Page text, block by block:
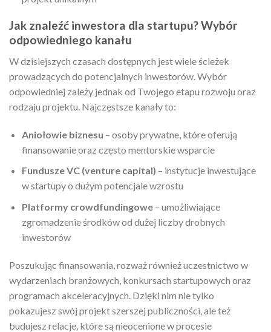
Jak znaleźć inwestora dla startupu? Wybór
odpowiedniego kanału
W dzisiejszych czasach dostępnych jest wiele ścieżek
prowadzących do potencjalnych inwestorów. Wybór
odpowiedniej zależy jednak od Twojego etapu rozwoju oraz
rodzaju projektu. Najczęstsze kanały to:
Aniołowie biznesu – osoby prywatne, które oferują
finansowanie oraz często mentorskie wsparcie
Fundusze VC (venture capital) – instytucje inwestujące
w startupy o dużym potencjale wzrostu
Platformy crowdfundingowe– umożliwiające
zgromadzenie środków od dużej liczby drobnych
inwestorów
Poszukując finansowania, rozważ również uczestnictwo w
wydarzeniach branżowych, konkursach startupowych oraz
programach akceleracyjnych. Dzięki nim nie tylko
pokazujesz swój projekt szerszej publiczności, ale też
budujesz relacje, które są nieocenione w procesie